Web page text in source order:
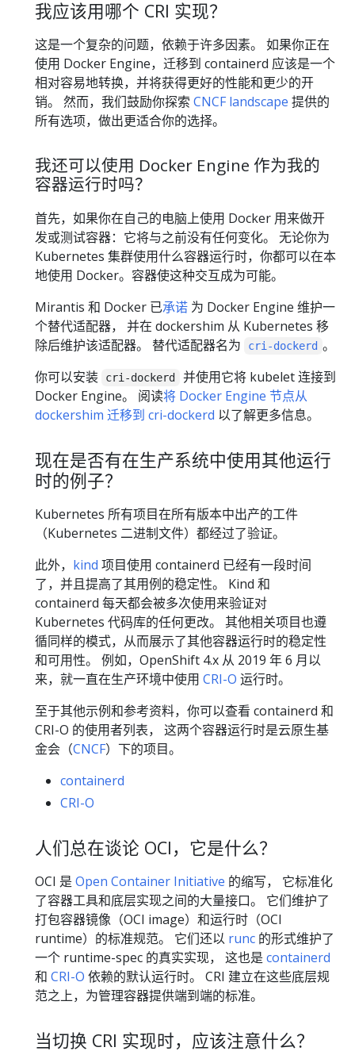
我应该用哪个 CRI 实现？
这是一个复杂的问题，依赖于许多因素。 如果你正在
使用 Docker Engine，迁移到 containerd 应该是一个
相对容易地转换，并将获得更好的性能和更少的开
销。 然而，我们鼓励你探索 CNCF landscape 提供的
所有选项，做出更适合你的选择。
我还可以使用 Docker Engine 作为我的
容器运行时吗？
首先，如果你在自己的电脑上使用 Docker 用来做开
发或测试容器：它将与之前没有任何变化。 无论你为
Kubernetes 集群使用什么容器运行时，你都可以在本
地使用 Docker。容器使这种交互成为可能。
Mirantis 和 Docker 已承诺 为 Docker Engine 维护一
个替代适配器， 并在 dockershim 从 Kubernetes 移
除后维护该适配器。 替代适配器名为
cri-dockerd 。
你可以安装
cri-dockerd
并使用它将 kubelet 连接到
Docker Engine。 阅读将 Docker Engine 节点从
dockershim 迁移到 cri-dockerd 以了解更多信息。
现在是否有在生产系统中使用其他运行
时的例子？
Kubernetes 所有项目在所有版本中出产的工件
（Kubernetes 二进制文件）都经过了验证。
此外， kind 项目使用 containerd 已经有一段时间
了，并且提高了其用例的稳定性。 Kind 和
containerd 每天都会被多次使用来验证对
Kubernetes 代码库的任何更改。 其他相关项目也遵
循同样的模式，从而展示了其他容器运行时的稳定性
和可用性。 例如，OpenShift 4.x 从 2019 年 6 月以
来，就一直在生产环境中使用 CRI-O 运行时。
至于其他示例和参考资料，你可以查看 containerd 和
CRI-O 的使用者列表， 这两个容器运行时是云原生基
金会（CNCF）下的项目。
containerd
CRI-O
人们总在谈论 OCI，它是什么？
OCI 是 Open Container Initiative 的缩写， 它标准化
了容器工具和底层实现之间的大量接口。 它们维护了
打包容器镜像（OCI image）和运行时（OCI
runtime）的标准规范。 它们还以 runc 的形式维护了
一个 runtime-spec 的真实实现， 这也是 containerd
和 CRI-O 依赖的默认运行时。 CRI 建立在这些底层规
范之上，为管理容器提供端到端的标准。
当切换 CRI 实现时，应该注意什么？